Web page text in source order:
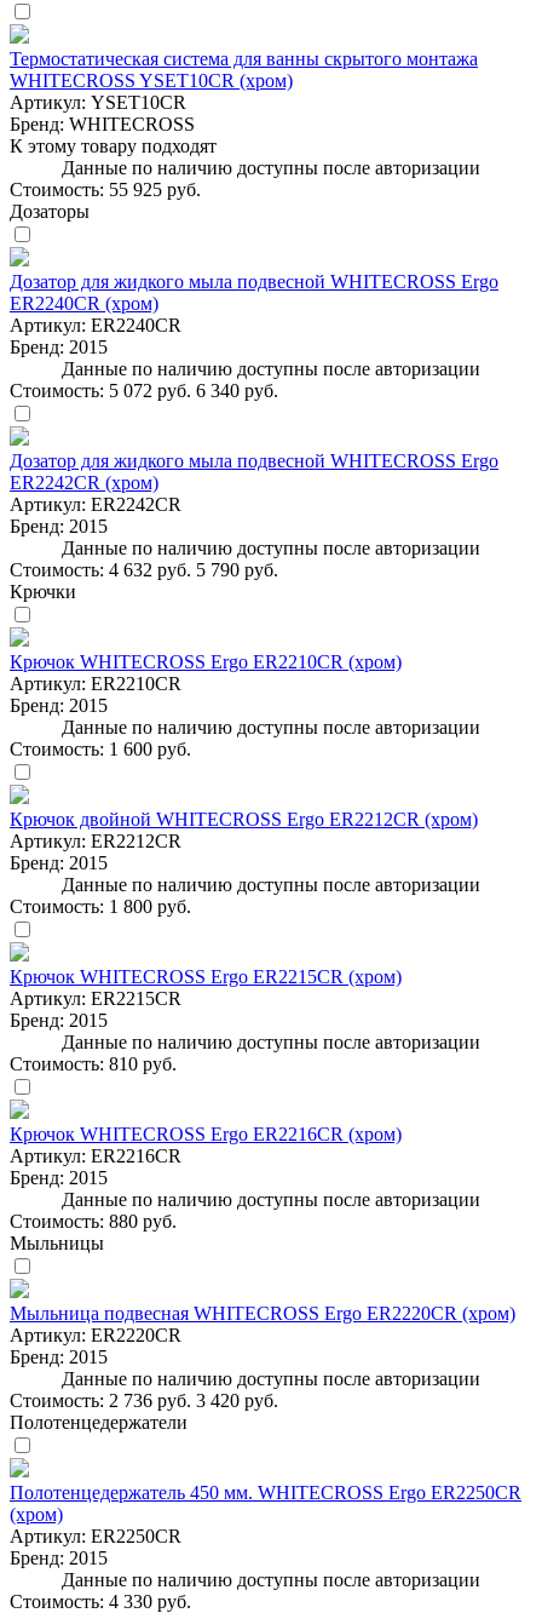
Термостатическая система для ванны скрытого монтажа
WHITECROSS YSET10CR (хром)
Артикул: YSET10CR
Бренд: WHITECROSS
К этому товару подходят
Данные по наличию доступны после авторизации
Стоимость: 55 925 руб.
Дозаторы
Дозатор для жидкого мыла подвесной WHITECROSS Ergo
ER2240CR (хром)
Артикул: ER2240CR
Бренд: 2015
Данные по наличию доступны после авторизации
Стоимость: 5 072 руб. 6 340 руб.
Дозатор для жидкого мыла подвесной WHITECROSS Ergo
ER2242CR (хром)
Артикул: ER2242CR
Бренд: 2015
Данные по наличию доступны после авторизации
Стоимость: 4 632 руб. 5 790 руб.
Крючки
Крючок WHITECROSS Ergo ER2210CR (хром)
Артикул: ER2210CR
Бренд: 2015
Данные по наличию доступны после авторизации
Стоимость: 1 600 руб.
Крючок двойной WHITECROSS Ergo ER2212CR (хром)
Артикул: ER2212CR
Бренд: 2015
Данные по наличию доступны после авторизации
Стоимость: 1 800 руб.
Крючок WHITECROSS Ergo ER2215CR (хром)
Артикул: ER2215CR
Бренд: 2015
Данные по наличию доступны после авторизации
Стоимость: 810 руб.
Крючок WHITECROSS Ergo ER2216CR (хром)
Артикул: ER2216CR
Бренд: 2015
Данные по наличию доступны после авторизации
Стоимость: 880 руб.
Мыльницы
Мыльница подвесная WHITECROSS Ergo ER2220CR (хром)
Артикул: ER2220CR
Бренд: 2015
Данные по наличию доступны после авторизации
Стоимость: 2 736 руб. 3 420 руб.
Полотенцедержатели
Полотенцедержатель 450 мм. WHITECROSS Ergo ER2250CR
(хром)
Артикул: ER2250CR
Бренд: 2015
Данные по наличию доступны после авторизации
Стоимость: 4 330 руб.